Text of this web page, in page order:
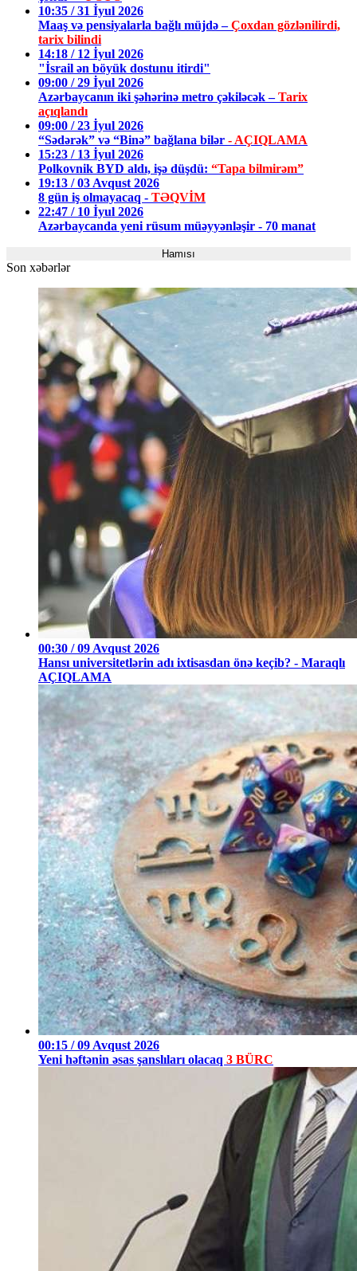
10:35 / 31 İyul 2026
Maaş və pensiyalarla bağlı müjdə –Çoxdan gözlənilirdi,
tarix bilindi
14:18 / 12 İyul 2026
"İsrail ən böyük dostunu itirdi"
09:00 / 29 İyul 2026
Azərbaycanın iki şəhərinə metro çəkiləcək –Tarix
açıqlandı
09:00 / 23 İyul 2026
“Sədərək” və “Binə” bağlana bilər - AÇIQLAMA
15:23 / 13 İyul 2026
Polkovnik BYD aldı, işə düşdü: “Tapa bilmirəm”
19:13 / 03 Avqust 2026
8 gün iş olmayacaq - TƏQVİM
22:47 / 10 İyul 2026
Azərbaycanda yeni rüsum müəyyənləşir - 70 manat
Hamısı
Son xəbərlər
00:30 / 09 Avqust 2026
Hansı universitetlərin adı ixtisasdan önə keçib? - Maraqlı
AÇIQLAMA
00:15 / 09 Avqust 2026
Yeni həftənin əsas şanslıları olacaq 3 BÜRC